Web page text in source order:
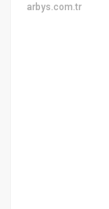
arbys.com.tr